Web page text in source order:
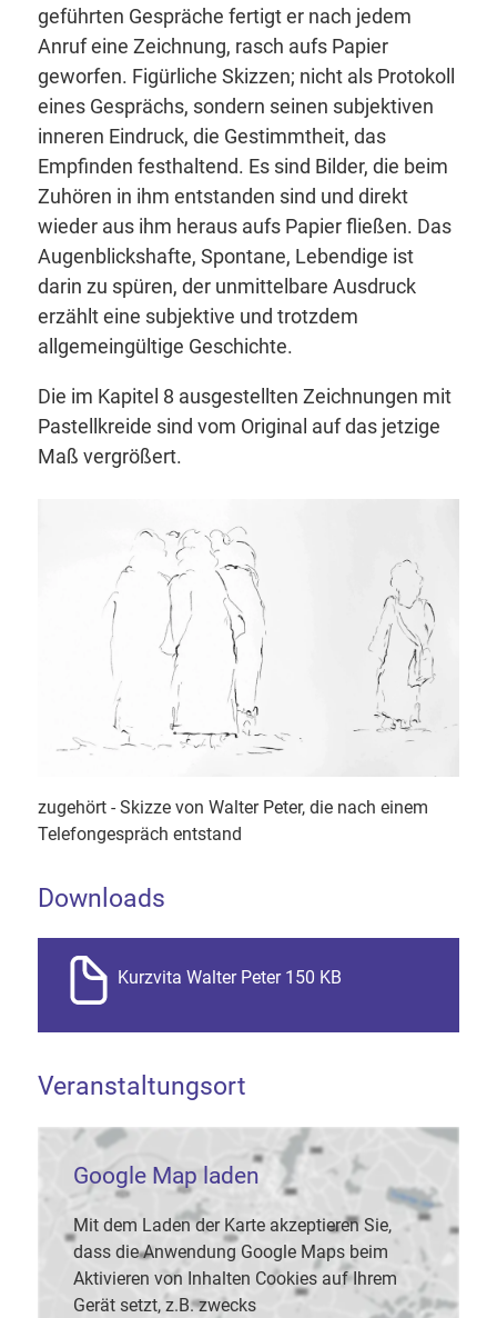
geführten Gespräche fertigt er nach jedem
Anruf eine Zeichnung, rasch aufs Papier
geworfen. Figürliche Skizzen; nicht als Protokoll
eines Gesprächs, sondern seinen subjektiven
inneren Eindruck, die Gestimmtheit, das
Empfinden festhaltend. Es sind Bilder, die beim
Zuhören in ihm entstanden sind und direkt
wieder aus ihm heraus aufs Papier fließen. Das
Augenblickshafte, Spontane, Lebendige ist
darin zu spüren, der unmittelbare Ausdruck
erzählt eine subjektive und trotzdem
allgemeingültige Geschichte.
Die im Kapitel 8 ausgestellten Zeichnungen mit
Pastellkreide sind vom Original auf das jetzige
Maß vergrößert.
zugehört - Skizze von Walter Peter, die nach einem
Telefongespräch entstand
Downloads
Kurzvita Walter Peter 150 KB
Veranstaltungsort
Google Map laden
Mit dem Laden der Karte akzeptieren Sie,
dass die Anwendung Google Maps beim
Aktivieren von Inhalten Cookies auf Ihrem
Gerät setzt, z.B. zwecks